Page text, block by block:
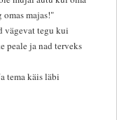
omas majas!"
vägevat tegu kui
peale ja nad terveks
tema käis läbi